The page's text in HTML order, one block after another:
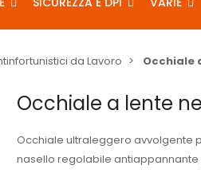
da Lavoro Occhiale
Occhiale a lente
Occhiale ultraleggero avvolgente
nasello regolabile